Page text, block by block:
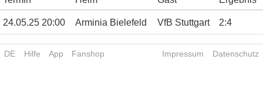
24.05.25 20:00 Arminia Bielefeld VfB Stuttgart 2:4
DE Hilfe App Fanshop Impressum Datenschutz